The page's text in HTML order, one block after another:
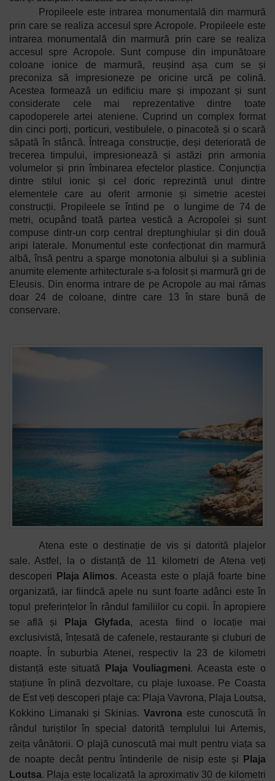
Propileele este intrarea monumentală din marmură
prin care se realiza accesul spre Acropole. Propileele este
intrarea monumentală din marmură prin care se realiza
accesul spre Acropole. Sunt compuse din impunătoare
coloane ionice de marmură, reușind așa cum se și
preconiza să impresioneze pe oricine urcă pe colină.
Acestea formează un edificiu mare și impozant și sunt
considerate cele mai reprezentative dintre toate
capodoperele artei ateniene. Cuprind un complex format
din cinci porți, porticuri, vestibulele, o pinacoteă și o scară
săpată în stâncă. Întreaga construcție, deși deteriorată de
trecerea timpului, impresionează și astăzi prin armonia
volumelor și prin îmbinarea efectelor plastice. Conjuncția
dintre stilul ionic și cel doric reprezintă unul dintre
elementele care au oferit armonie și simetrie acestei
construcții. Propileele se întind pe
o lungime de 74 de
metri, ocupând toată partea vestică a Acropolei și sunt
compuse dintr-un corp central dreptunghiular și din două
aripi laterale. Monumentul este confecționat din marmură
albă, însă pentru a sparge monotonia albului și a sublinia
anumite elemente arhitecturale s-a folosit și marmură gri de
Eleusis. Din enorma intrare de pe Acropole au mai rămas
doar 24 de coloane, dintre care 13 în stare bună de
conservare.
Atena este o destinație de vis și datorită plajelor
sale. Astfel, la o distanță de 11 kilometri de Atena veți
descoperi
Plaja Alimos. Aceasta este o plajă foarte bine
organizată, iar fiindcă apele nu sunt foarte adânci este în
topul preferințelor în rândul familiilor cu copii. În apropiere
se află și
Plaja Glyfada, acesta fiind o locație mai
exclusivistă, înțesată de cafenele, restaurante și cluburi de
noapte. În suburbia Atenei, respectiv la 23 de kilometri
distanță este situată
Plaja Vouliagmeni. Aceasta este o
stațiune în plină dezvoltare, cu plaje luxoase. Pe Coasta
de Est veți descoperi plaje ca: Plaja Vavrona, Plaja Loutsa,
Kokkino Limanaki și Skinias. Vavrona este cunoscută în
rândul turiștilor în special datorită templului lui Artemis,
zeița vânătorii. O plajă cunoscută mai mult pentru viața sa
de noapte decât pentru întinderile de nisip este și
Plaja
Loutsa. Plaja este localizată la aproximativ 30 de kilometri